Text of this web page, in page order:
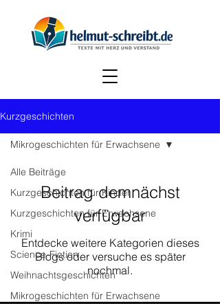
Kurzgeschichten
Alle Beiträge
Kurzgeschichten für Kinder
Kurzgeschichten für Erwachsene
Krimi
Science-Fiction
Weihnachtsgeschichten
Mikrogeschichten für Erwachsene
Mikrogeschichten für Erwachsene
Beitrag demnächst
verfügbar
Entdecke weitere Kategorien dieses
Blogs oder versuche es später
nochmal.